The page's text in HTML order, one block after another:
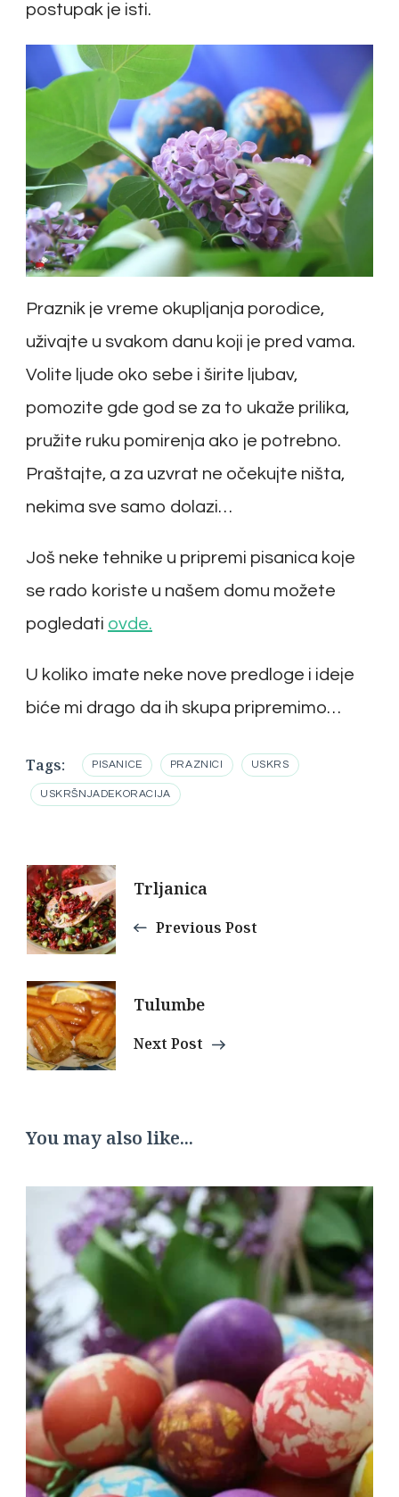
postupak je isti.
Praznik je vreme okupljanja porodice,
uživajte u svakom danu koji je pred vama.
Volite ljude oko sebe i širite ljubav,
pomozite gde god se za to ukaže prilika,
pružite ruku pomirenja ako je potrebno.
Praštajte, a za uzvrat ne očekujte ništa,
nekima sve samo dolazi…
Još neke tehnike u pripremi pisanica koje
se rado koriste u našem domu možete
pogledati ovde.
U koliko imate neke nove predloge i ideje
biće mi drago da ih skupa pripremimo…
Tags: PISANICE PRAZNICI USKRS
USKRŠNJADEKORACIJA
Post
Navigation
Trljanica
Previous Post
Tulumbe
Next Post
You may also like...